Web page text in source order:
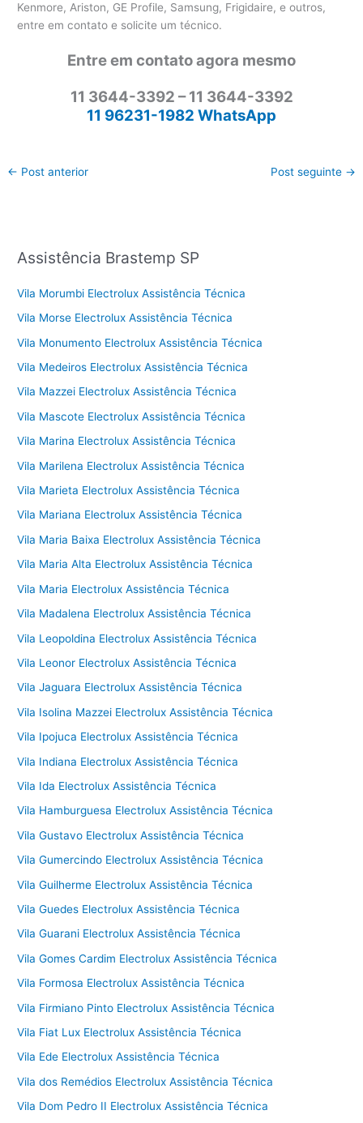
Kenmore, Ariston, GE Profile, Samsung, Frigidaire, e outros,
entre em contato e solicite um técnico.
Entre em contato agora mesmo
11 3644-3392 – 11 3644-3392
11 96231-1982 WhatsApp
← Post anterior Post seguinte →
Assistência Brastemp SP
Vila Morumbi Electrolux Assistência Técnica
Vila Morse Electrolux Assistência Técnica
Vila Monumento Electrolux Assistência Técnica
Vila Medeiros Electrolux Assistência Técnica
Vila Mazzei Electrolux Assistência Técnica
Vila Mascote Electrolux Assistência Técnica
Vila Marina Electrolux Assistência Técnica
Vila Marilena Electrolux Assistência Técnica
Vila Marieta Electrolux Assistência Técnica
Vila Mariana Electrolux Assistência Técnica
Vila Maria Baixa Electrolux Assistência Técnica
Vila Maria Alta Electrolux Assistência Técnica
Vila Maria Electrolux Assistência Técnica
Vila Madalena Electrolux Assistência Técnica
Vila Leopoldina Electrolux Assistência Técnica
Vila Leonor Electrolux Assistência Técnica
Vila Jaguara Electrolux Assistência Técnica
Vila Isolina Mazzei Electrolux Assistência Técnica
Vila Ipojuca Electrolux Assistência Técnica
Vila Indiana Electrolux Assistência Técnica
Vila Ida Electrolux Assistência Técnica
Vila Hamburguesa Electrolux Assistência Técnica
Vila Gustavo Electrolux Assistência Técnica
Vila Gumercindo Electrolux Assistência Técnica
Vila Guilherme Electrolux Assistência Técnica
Vila Guedes Electrolux Assistência Técnica
Vila Guarani Electrolux Assistência Técnica
Vila Gomes Cardim Electrolux Assistência Técnica
Vila Formosa Electrolux Assistência Técnica
Vila Firmiano Pinto Electrolux Assistência Técnica
Vila Fiat Lux Electrolux Assistência Técnica
Vila Ede Electrolux Assistência Técnica
Vila dos Remédios Electrolux Assistência Técnica
Vila Dom Pedro II Electrolux Assistência Técnica